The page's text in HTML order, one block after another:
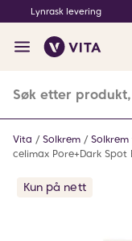
Lynrask levering
Vita Solkrem
celimax Pore+Dark Spot
Kun på nett